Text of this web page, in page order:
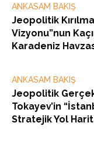
ANKASAM BAKIŞ
Jeopolitik
Vizyonu”nun
Karadeniz
ANKASAM BAKIŞ
Jeopolitik
Tokayev’in
Stratejik Yol